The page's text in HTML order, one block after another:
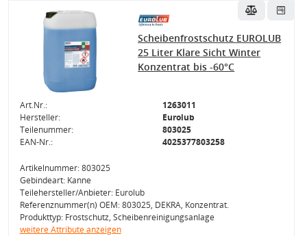
Scheibenfrostschutz EUROLUB
25 Liter Klare Sicht Winter
Konzentrat bis -60°C
Art.Nr.:
1263011
Hersteller:
Eurolub
Teilenummer:
803025
EAN-Nr.:
4025377803258
Artikelnummer: 803025
Gebindeart: Kanne
Teilehersteller/Anbieter: Eurolub
Referenznummer(n) OEM: 803025, DEKRA, Konzentrat.
Produkttyp: Frostschutz, Scheibenreinigungsanlage
weitere Attribute anzeigen